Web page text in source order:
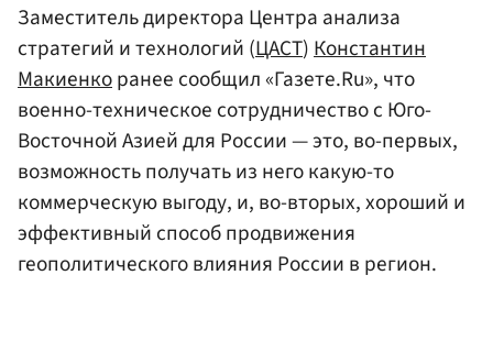
Заместитель директора Центра анализа
стратегий и технологий (ЦАСТ)Константин
Макиенкоранее сообщил «Газете.Ru», что
военно-техническое сотрудничество с Юго-
Восточной Азией для России — это, во-первых,
возможность получать из него какую-то
коммерческую выгоду, и, во-вторых, хороший и
эффективный способ продвижения
геополитического влияния России в регион.